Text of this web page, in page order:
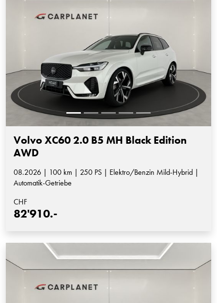
Volvo XC60 2.0 B5 MH Black Edition
AWD
08.2026 | 100 km | 250 PS | Elektro/Benzin Mild-Hybrid |
Automatik-Getriebe
CHF
82'910.-